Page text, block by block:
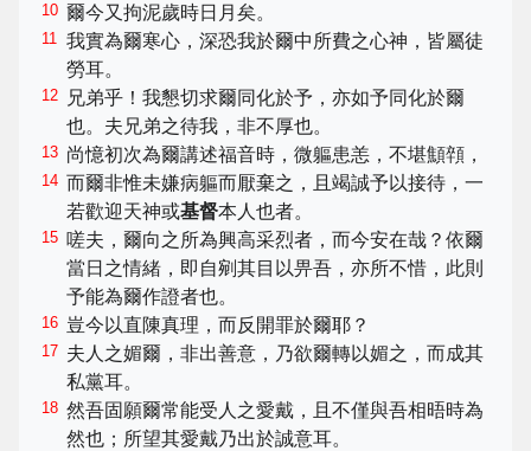
10 爾今又拘泥歲時日月矣。
11 我實為爾寒心，深恐我於爾中所費之心神，皆屬徒
勞耳。
12
兄弟乎！我懇切求爾同化於予，亦如予同化於爾
也。夫兄弟之待我，非不厚也。
13 尚憶初次為爾講述福音時，微軀患恙，不堪顦顇，
14 而爾非惟未嫌病軀而厭棄之，且竭誠予以接待，一
若歡迎天神或基督本人也者。
15 嗟夫，爾向之所為興高采烈者，而今安在哉？依爾
當日之情緒，即自剜其目以畀吾，亦所不惜，此則
予能為爾作證者也。
16 豈今以直陳真理，而反開罪於爾耶？
17 夫人之媚爾，非出善意，乃欲爾轉以媚之，而成其
私黨耳。
18 然吾固願爾常能受人之愛戴，且不僅與吾相晤時為
然也；所望其愛戴乃出於誠意耳。